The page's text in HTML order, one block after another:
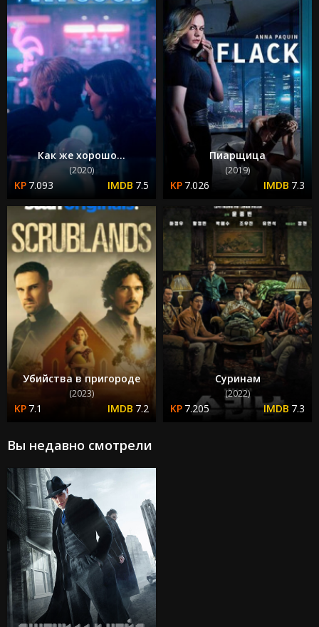
Как же хорошо...
(2020)
7.093 7.5
Пиарщица
(2019)
7.026 7.3
Убийства в пригороде
(2023)
7.1 7.2
Суринам
(2022)
7.205 7.3
Вы недавно смотрели